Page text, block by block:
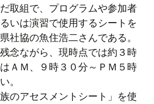
取組で、プログラムや参加者
いは演習で使用するシートを
社協の魚住浩二さんである。
念ながら、現時点では約３時
ＡＭ、９時３０分～ＰＭ５時
。
のアセスメントシート」を使